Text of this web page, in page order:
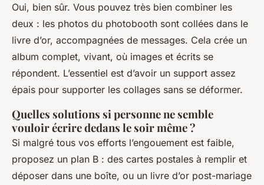
Oui, bien sûr. Vous pouvez très bien combiner les
deux : les photos du photobooth sont collées dans le
livre d’or, accompagnées de messages. Cela crée un
album complet, vivant, où images et écrits se
répondent. L’essentiel est d’avoir un support assez
épais pour supporter les collages sans se déformer.
Quelles solutions si personne ne semble
vouloir écrire dedans le soir même ?
Si malgré tous vos efforts l’engouement est faible,
proposez un plan B : des cartes postales à remplir et
déposer dans une boîte, ou un livre d’or post-mariage